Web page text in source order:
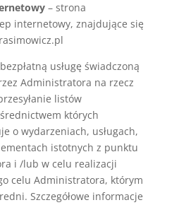
– strona
internetowy, znajdujące się
usługę świadczoną
Administratora na rzecz
listów
których
o wydarzeniach, usługach,
istotnych z punktu
i /lub w celu realizacji
celu Administratora, którym
Szczegółowe informacje